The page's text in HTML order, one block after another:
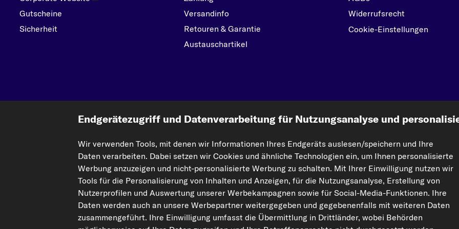
Gutscheine
Sicherheit
Versandinfo
Retouren & Garantie
Austauschartikel
Widerrufsrecht
Cookie-Einstellungen
kfzteile24.de
Die hier dargestellten Daten, insbesondere die gesamte Datenbank, dürfen nicht vervielfältigt werden. Die Vervielfältigung und Verbreitung der Daten und der
Einbeziehung Dritter in solche Aktivitäten ist streng verboten. Jegliche unautorisierte Nutzung von Inhalten stellt eine Verletzung des Urheberrechts dar und
Vertrag widerrufen
© 2026 kfzteile24 GmbH - Alle Rechte vorbehalten.
Endgerätezugriff und Datenverarbeitung für Nutzungsanalyse und
Wir verwenden Tools, mit denen wir Informationen Ihres Endgeräts auslesen/speichern und Ihre
Daten verarbeiten. Dabei setzen wir Cookies und ähnliche Technologien ein, um Ihnen personalisierte
Werbung anzuzeigen und nicht-personalisierte Werbung zu schalten. Mit Ihrer Einwilligung nutzen wir
Tools für die Personalisierung von Inhalten und Anzeigen, für die Nutzungsanalyse, Erstellung von
Nutzerprofilen und Auswertung unserer Werbekampagnen sowie für Social-Media-Funktionen. Ihre
Daten werden auch an unsere Werbepartner weitergegeben und gegebenenfalls mit weiteren Daten
zusammengeführt. Ihre Einwilligung umfasst die Übermittlung in Drittländer, wobei Behörden